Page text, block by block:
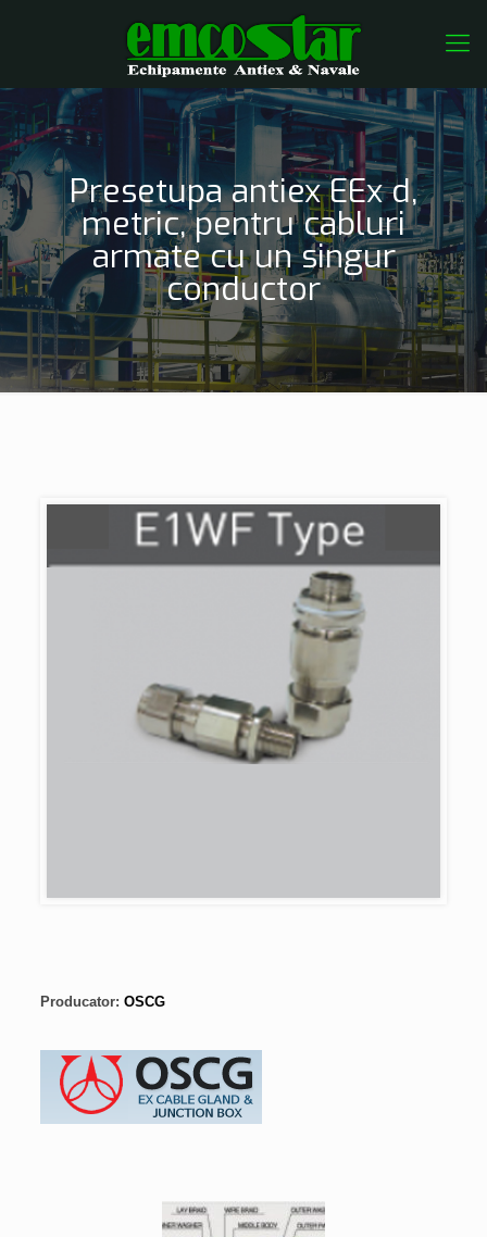
Presetupa antiex EEx d,
metric, pentru cabluri
armate cu un singur
conductor
Producator: OSCG